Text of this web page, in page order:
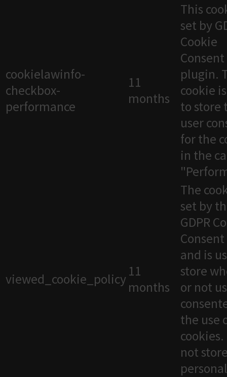
cookielawinfo-
checkbox-
performance
11
months
This
set by
Cookie
Consent
plugin.
cookie
to store
user
for the
in the
viewed_cookie_policy 11
months
The
set by
GDPR
and is
store
or not
the use
not